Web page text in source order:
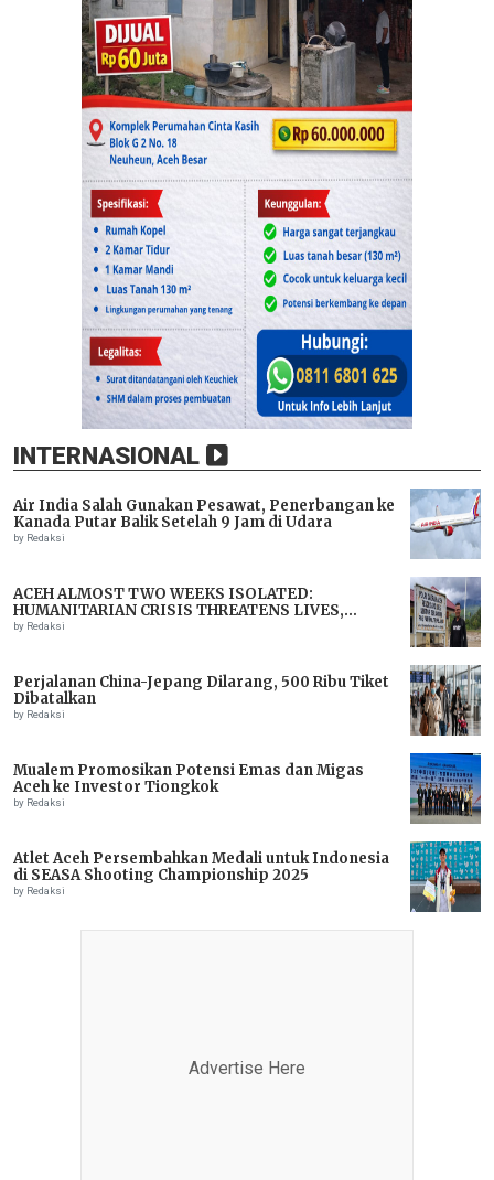
INTERNASIONAL
Air India Salah Gunakan Pesawat, Penerbangan ke
Kanada Putar Balik Setelah 9 Jam di Udara
by Redaksi
ACEH ALMOST TWO WEEKS ISOLATED:
HUMANITARIAN CRISIS THREATENS LIVES,
IMMEDIATE ASSISTANCE URGENTLY NEEDED
by Redaksi
Perjalanan China-Jepang Dilarang, 500 Ribu Tiket
Dibatalkan
by Redaksi
Mualem Promosikan Potensi Emas dan Migas
Aceh ke Investor Tiongkok
by Redaksi
Atlet Aceh Persembahkan Medali untuk Indonesia
di SEASA Shooting Championship 2025
by Redaksi
Advertise Here